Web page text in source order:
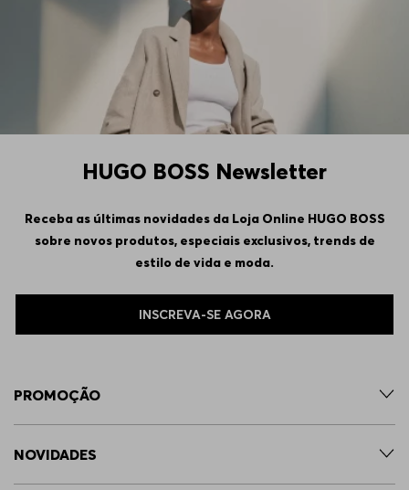
HUGO BOSS Newsletter
Receba as últimas novidades da Loja Online HUGO BOSS
sobre novos produtos, especiais exclusivos, trends de
estilo de vida e moda.
INSCREVA-SE AGORA
PROMOÇÃO
NOVIDADES